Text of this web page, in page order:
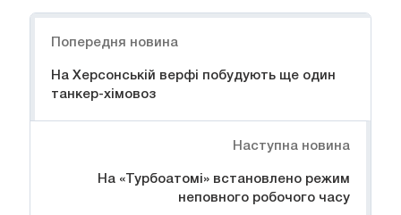
Попередня новина
На Херсонській верфі побудують ще один
танкер-хімовоз
Наступна новина
На «Турбоатомі» встановлено режим
неповного робочого часу